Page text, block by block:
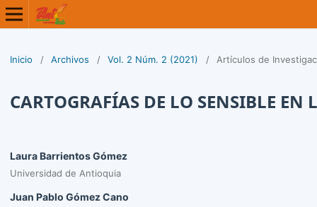
Inicio / Archivos / Vol. 2 Núm. 2 (2021) / Artículos de
CARTOGRAFÍAS DE LO SENSIBLE
Laura Barrientos Gómez
Universidad de Antioquia
Juan Pablo Gómez Cano